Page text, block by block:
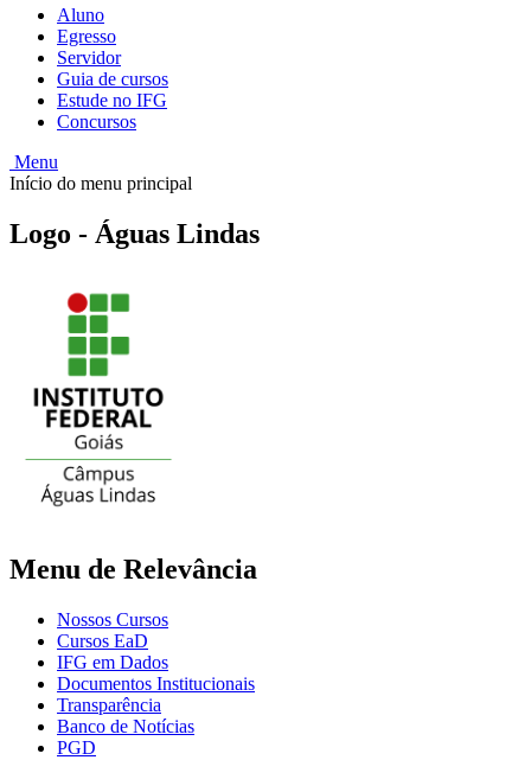
Aluno
Egresso
Servidor
Guia de cursos
Estude no IFG
Concursos
Menu
Início do menu principal
Logo - Águas Lindas
Menu de Relevância
Nossos Cursos
Cursos EaD
IFG em Dados
Documentos Institucionais
Transparência
Banco de Notícias
PGD